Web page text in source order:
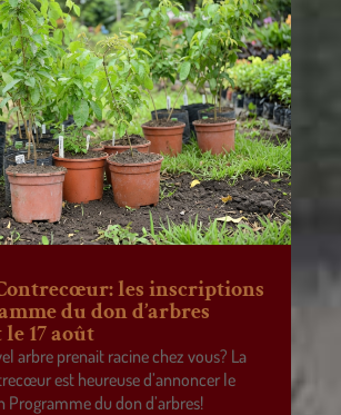
les inscriptions
du don d’arbres
17 août
arbre prenait racine chez vous? La
est heureuse d’annoncer le
Programme du don d’arbres!